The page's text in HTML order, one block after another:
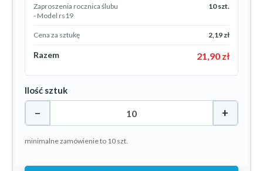
Zaproszenia rocznica ślubu
- Model rs19
10 szt.
Cena za sztukę 2,19 zł
Razem 21,90 zł
Ilość sztuk
− +
minimalne zamówienie to 10 szt.